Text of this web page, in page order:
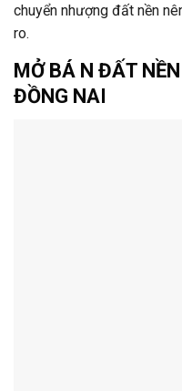
chuyển nhượng đất nền
ro.
MỞ BÁ N ĐẤT
ĐỒNG NAI